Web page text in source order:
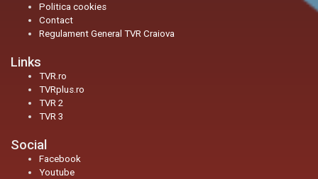
Politica cookies
Contact
Regulament General TVR Craiova
Links
TVR.ro
TVRplus.ro
TVR 2
TVR 3
Social
Facebook
Youtube